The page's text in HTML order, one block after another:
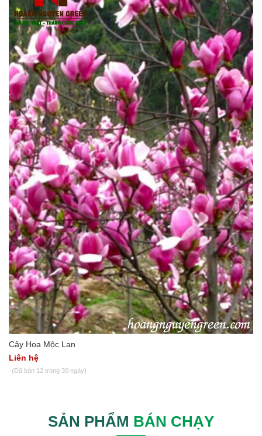
Cây Hoa Mộc Lan
Liên hệ
(Đã bán 12 trong 30 ngày)
SẢN PHẨM BÁN CHẠY